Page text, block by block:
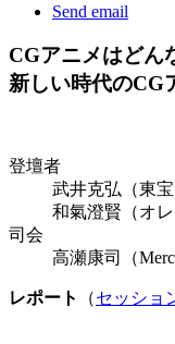
Send email
CGアニメはどん
新しい時代のCG
登壇者
武井克弘（東宝
和氣澄賢（オ
司会
高瀬康司（
レポート （セッショ